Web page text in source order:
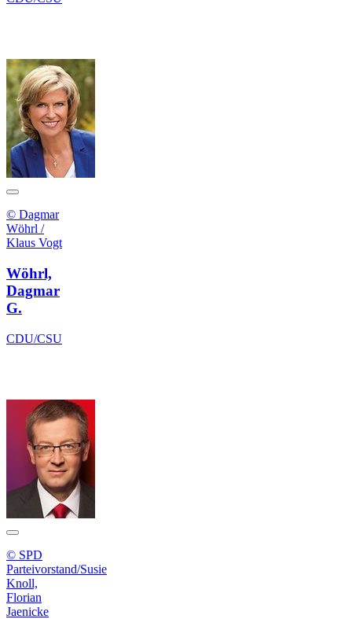
© Dagmar
Wöhrl /
Klaus Vogt
Wöhrl,
Dagmar
G.
CDU/CSU
© SPD
Parteivorstand/Susie
Knoll,
Florian
Jaenicke